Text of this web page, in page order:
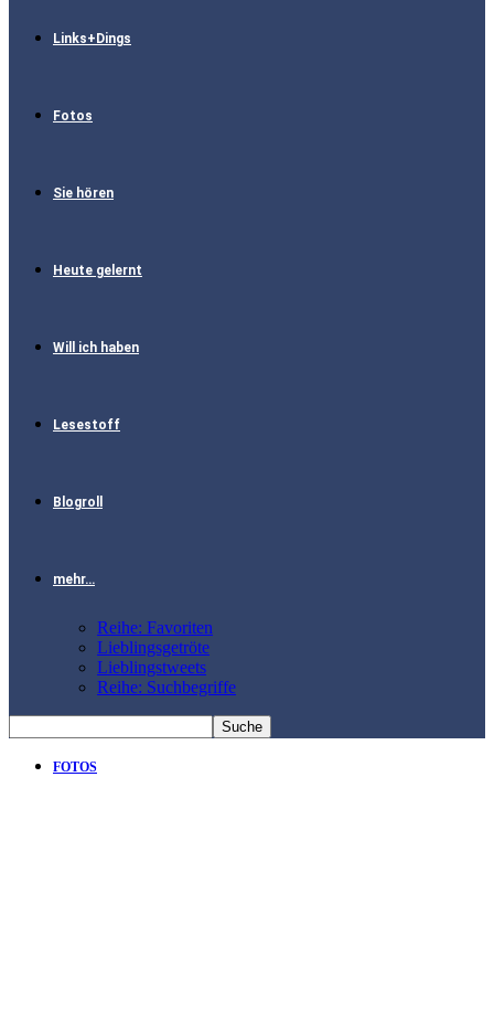
Links+Dings
Fotos
Sie hören
Heute gelernt
Will ich haben
Lesestoff
Blogroll
mehr…
Reihe: Favoriten
Lieblingsgetröte
Lieblingstweets
Reihe: Suchbegriffe
FOTOS